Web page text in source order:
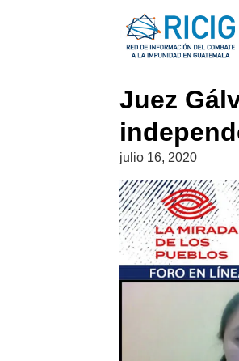
NOTICIAS
Juez
julio 16, 2020